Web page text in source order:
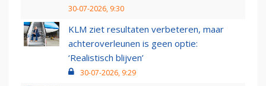
30-07-2026, 9:30
KLM ziet resultaten verbeteren, maar
achteroverleunen is geen optie:
‘Realistisch blijven’
30-07-2026, 9:29